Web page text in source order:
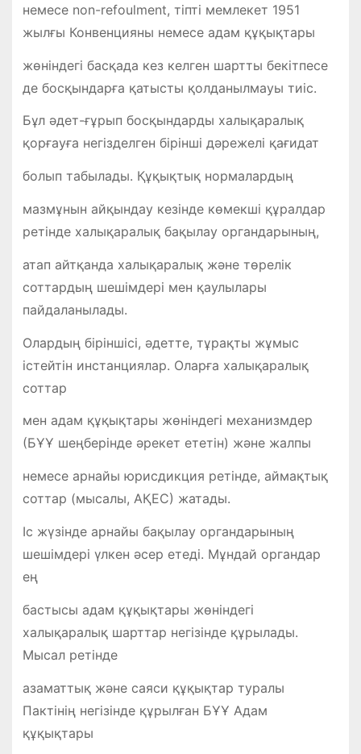
немесе non-refoulment, тіпті мемлекет 1951
жылғы Конвенцияны немесе адам құқықтары
жөніндегі басқада кез келген шартты бекітпесе
де босқындарға қатысты қолданылмауы тиіс.
Бұл әдет-ғұрып босқындарды халықаралық
қорғауға негізделген бірінші дәрежелі қағидат
болып табылады. Құқықтық нормалардың
мазмұнын айқындау кезінде көмекші құралдар
ретінде халықаралық бақылау органдарының,
атап айтқанда халықаралық және төрелік
соттардың шешімдері мен қаулылары
пайдаланылады.
Олардың біріншісі, әдетте, тұрақты жұмыс
істейтін инстанциялар. Оларға халықаралық
соттар
мен адам құқықтары жөніндегі механизмдер
(БҰҰ шеңберінде әрекет ететін) және жалпы
немесе арнайы юрисдикция ретінде, аймақтық
соттар (мысалы, АҚЕС) жатады.
Іс жүзінде арнайы бақылау органдарының
шешімдері үлкен әсер етеді. Мұндай органдар
ең
бастысы адам құқықтары жөніндегі
халықаралық шарттар негізінде құрылады.
Мысал ретінде
азаматтық және саяси құқықтар туралы
Пактінің негізінде құрылған БҰҰ Адам
құқықтары